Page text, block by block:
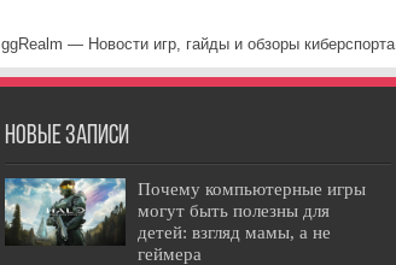
ggRealm — Новости игр, гайды и обзоры киберспорта
Новые записи
Почему компьютерные игры
могут быть полезны для
детей: взгляд мамы, а не
геймера